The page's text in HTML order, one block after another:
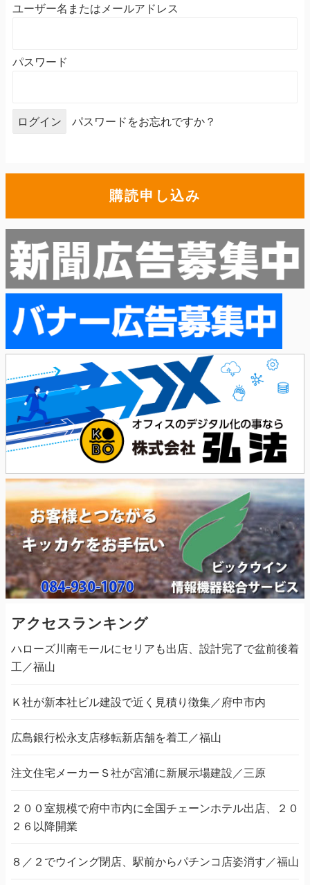
ユーザー名またはメールアドレス
パスワード
パスワードをお忘れですか？
購読申し込み
アクセスランキング
ハローズ川南モールにセリアも出店、設計完了で盆前後着
工／福山
Ｋ社が新本社ビル建設で近く見積り徴集／府中市内
広島銀行松永支店移転新店舗を着工／福山
注文住宅メーカーＳ社が宮浦に新展示場建設／三原
２００室規模で府中市内に全国チェーンホテル出店、２０
２６以降開業
８／２でウイング閉店、駅前からパチンコ店姿消す／福山